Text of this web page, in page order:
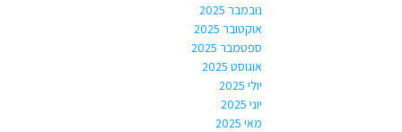
נובמבר 2025
אוקטובר 2025
ספטמבר 2025
אוגוסט 2025
יולי 2025
יוני 2025
מאי 2025